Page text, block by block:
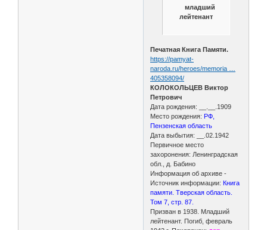
младший
лейтенант
Печатная Книга Памяти.
https://pamyat-
naroda.ru/heroes/memoria …
405358094/
КОЛОКОЛЬЦЕВ Виктор
Петрович
Дата рождения: __.__.1909
Место рождения: РФ,
Пензенская область
Дата выбытия: __.02.1942
Первичное место
захоронения: Ленинградская
обл., д. Бабино
Информация об архиве -
Источник информации: Книга
памяти. Тверская область.
Том 7, стр. 87.
Призван в 1938. Младший
лейтенант. Погиб, февраль